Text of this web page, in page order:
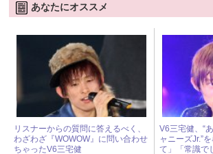
あなたにオススメ
リスナーからの質問に答えるべく、
わざわざ『WOWOW』に問い合わせ
ちゃったV6三宅健
V6三宅健、“
ャニーズJr.”
て」「常識で